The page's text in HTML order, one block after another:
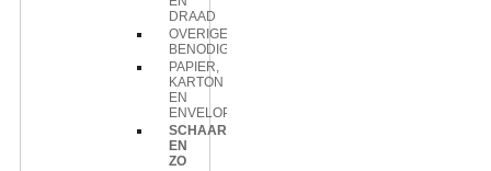
DRAAD
OVERIGE
BENODIGDHEDEN
PAPIER,
KARTON
EN
ENVELOPPEN
SCHAAR
EN
ZO